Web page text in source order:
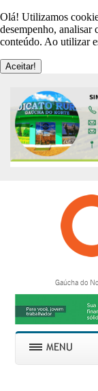
Olá! Utilizamos
desempenho, analisar
conteúdo. Ao utilizar
Aceitar!
Gaúcha do